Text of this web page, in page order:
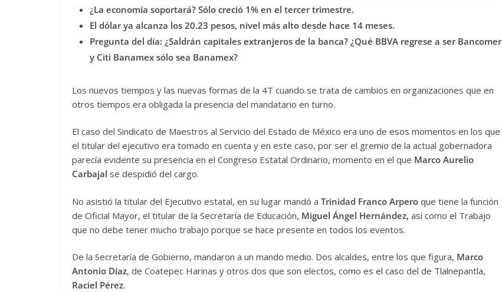
¿La economía soportará? Sólo creció 1% en el tercer trimestre.
El dólar ya alcanza los 20.23 pesos, nivel más alto desde hace 14 meses.
Pregunta del día: ¿Saldrán capitales extranjeros de la banca? ¿Qué BBVA regrese a ser Bancomer
y Citi Banamex sólo sea Banamex?
Los nuevos tiempos y las nuevas formas de la 4T cuando se trata de cambios en organizaciones que en
otros tiempos era obligada la presencia del mandatario en turno.
El caso del Sindicato de Maestros al Servicio del Estado de México era uno de esos momentos en los que
el titular del ejecutivo era tomado en cuenta y en este caso, por ser el gremio de la actual gobernadora
parecía evidente su presencia en el Congreso Estatal Ordinario, momento en el que Marco Aurelio
Carbajal se despidió del cargo.
No asistió la titular del Ejecutivo estatal, en su lugar mandó a Trinidad Franco Arpero que tiene la función
de Oficial Mayor, el titular de la Secretaría de Educación, Miguel Ángel Hernández, así como el Trabajo
que no debe tener mucho trabajo porque se hace presente en todos los eventos.
De la Secretaría de Gobierno, mandaron a un mando medio. Dos alcaldes, entre los que figura, Marco
Antonio Díaz, de Coatepec Harinas y otros dos que son electos, como es el caso del de Tlalnepantla,
Raciel Pérez.